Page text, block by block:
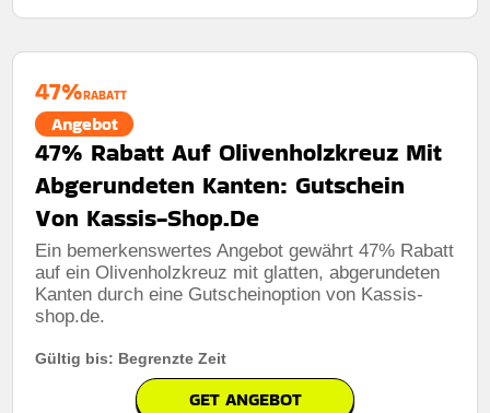
47%RABATT
Angebot
47% Rabatt Auf Olivenholzkreuz Mit
Abgerundeten Kanten: Gutschein
Von Kassis-Shop.De
Ein bemerkenswertes Angebot gewährt 47% Rabatt
auf ein Olivenholzkreuz mit glatten, abgerundeten
Kanten durch eine Gutscheinoption von Kassis-
shop.de.
Gültig bis: Begrenzte Zeit
GET ANGEBOT